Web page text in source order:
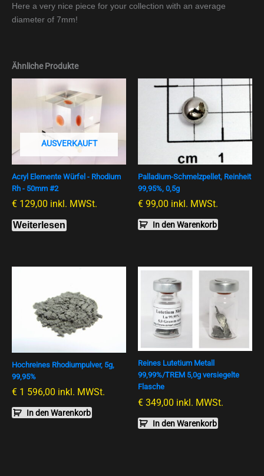
Here a very nice piece for your collection with an average
diameter of 7mm!
Ähnliche Produkte
AUSVERKAUFT
Acryl Elemente Würfel - Rhodium
Rh - 50mm #2
€ 129,00 inkl. MWSt.
Weiterlesen
Palladium-Schmelzpellet, Reinheit
99,95%, 0,5g
€ 99,00 inkl. MWSt.
In den Warenkorb
Hochreines Rhodiumpulver, 5g,
99,95%
€ 1 596,00 inkl. MWSt.
In den Warenkorb
Reines Lutetium Metall
99,99%/TREM 5,0g versiegelte
Flasche
€ 349,00 inkl. MWSt.
In den Warenkorb